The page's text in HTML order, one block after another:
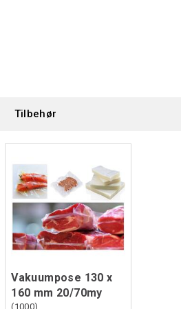
Tilbehør
Vakuumpose 130 x
160 mm 20/70my
(1000)